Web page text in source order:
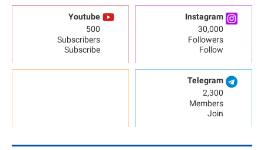
Instagram
30,000
Followers
Follow
Youtube
500
Subscribers
Subscribe
Telegram
2,300
Members
Join